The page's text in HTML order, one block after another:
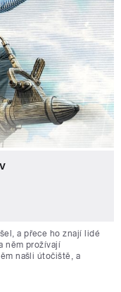
a přece ho znají lidé
něm prožívají
našli útočiště, a